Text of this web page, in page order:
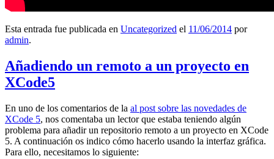
Esta entrada fue publicada en Uncategorized el 11/06/2014 por
admin.
Añadiendo un remoto a un proyecto en
XCode5
En uno de los comentarios de la al post sobre las novedades de
XCode 5, nos comentaba un lector que estaba teniendo algún
problema para añadir un repositorio remoto a un proyecto en XCode
5. A continuación os indico cómo hacerlo usando la interfaz gráfica.
Para ello, necesitamos lo siguiente: